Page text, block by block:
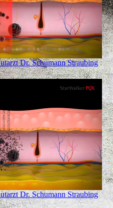
Dr. Schumann Straubing
Dr. Schumann Straubing